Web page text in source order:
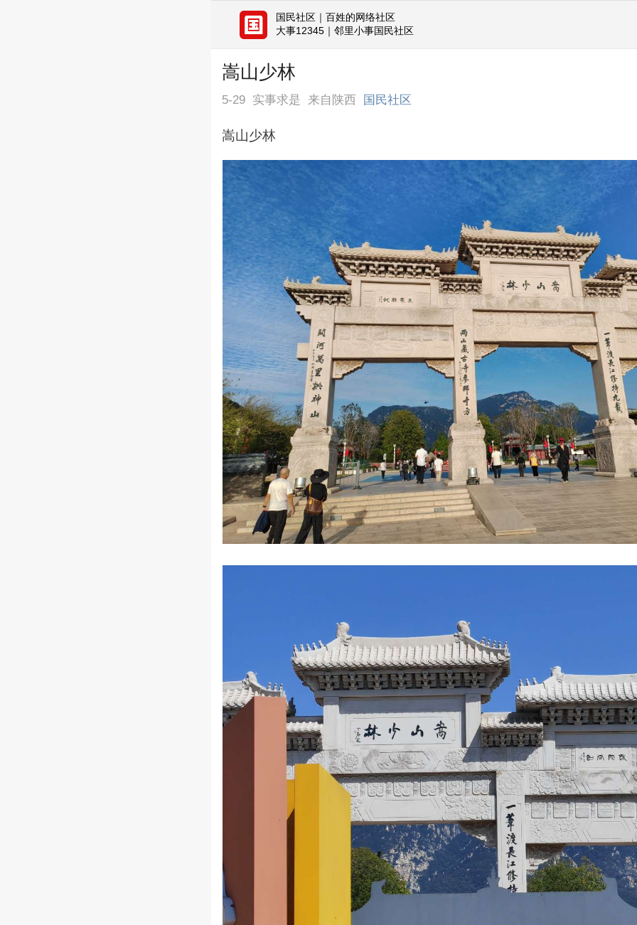
国民社区｜百姓的网络社区
大事12345｜邻里小事国民社区
嵩山少林
5-29 实事求是 来自陕西 国民社区
嵩山少林